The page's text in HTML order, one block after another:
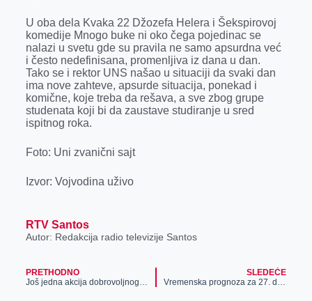
U oba dela Kvaka 22 Džozefa Helera i Šekspirovoj
komedije Mnogo buke ni oko čega pojedinac se
nalazi u svetu gde su pravila ne samo apsurdna već
i često nedefinisana, promenljiva iz dana u dan.
Tako se i rektor UNS našao u situaciji da svaki dan
ima nove zahteve, apsurde situacija, ponekad i
komične, koje treba da rešava, a sve zbog grupe
studenata koji bi da zaustave studiranje u sred
ispitnog roka.
Foto: Uni zvanični sajt
Izvor: Vojvodina uživo
RTV Santos
Autor: Redakcija radio televizije Santos
PRETHODNO
Još jedna akcija dobrovoljnog davanja krvi najavljena za 30. decembar.
SLEDEĆE
Vremenska prognoza za 27. decembar